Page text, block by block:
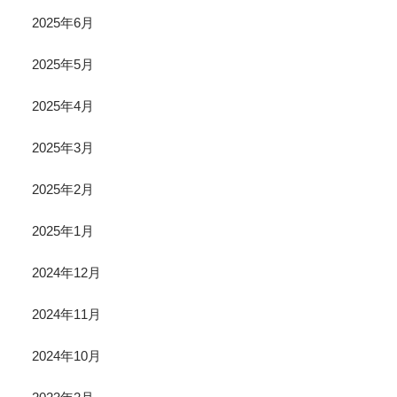
2025年6月
2025年5月
2025年4月
2025年3月
2025年2月
2025年1月
2024年12月
2024年11月
2024年10月